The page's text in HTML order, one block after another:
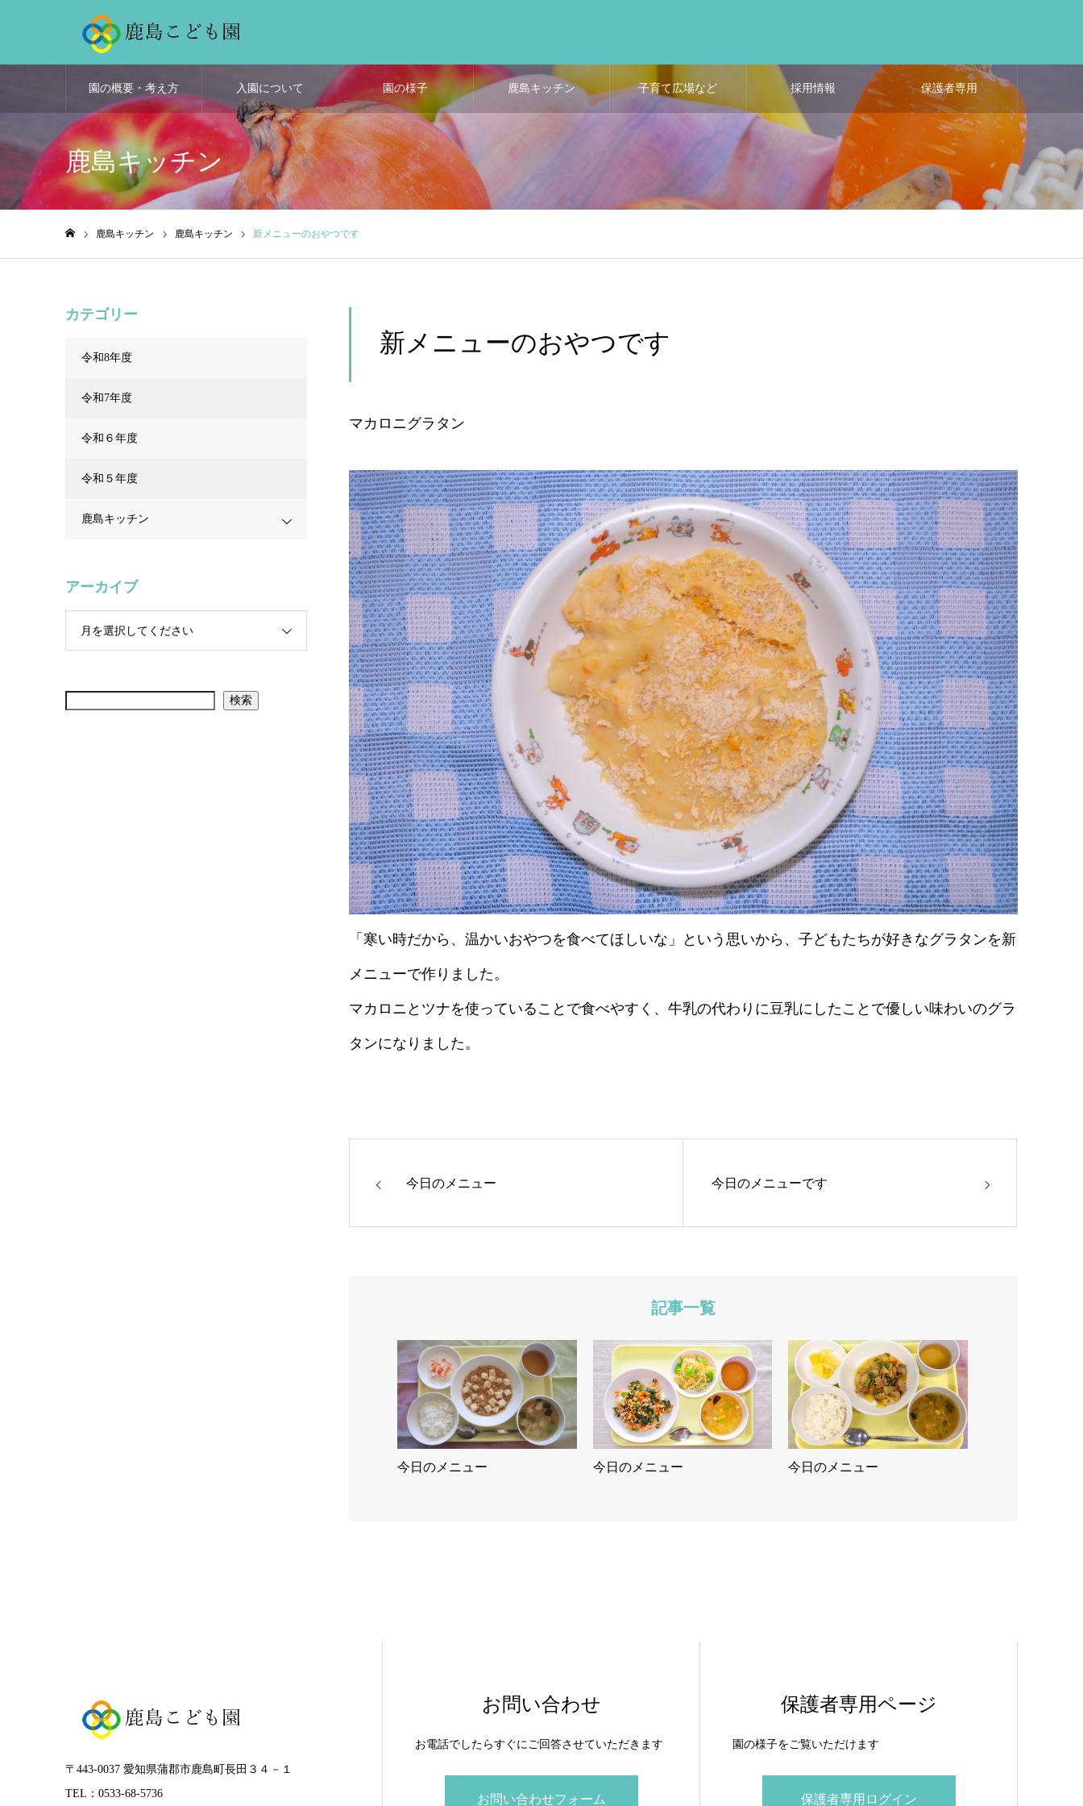
園の概要・考え方 入園について 園の様子 鹿島キッチン 子育て広場など 採用情報 保護者専用
鹿島キッチン
鹿島キッチン 鹿島キッチン 新メニューのおやつです
新メニューのおやつです
マカロニグラタン
「寒い時だから、温かいおやつを食べてほしいな」という思いから、子どもたちが好きなグラタンを新
メニューで作りました。
マカロニとツナを使っていることで食べやすく、牛乳の代わりに豆乳にしたことで優しい味わいのグラ
タンになりました。
今日のメニュー 今日のメニューです
記事一覧
今日のメニュー 今日のメニュー 今日のメニュー
カテゴリー
令和8年度
令和7年度
令和６年度
令和５年度
鹿島キッチン
アーカイブ
月を選択してください
検索
〒443-0037 愛知県蒲郡市鹿島町長田３４－１
TEL：0533-68-5736
お問い合わせ
お電話でしたらすぐにご回答させていただきます
お問い合わせフォーム
保護者専用ページ
園の様子をご覧いただけます
保護者専用ログイン